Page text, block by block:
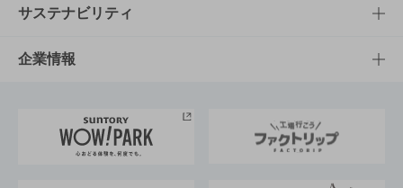
商品発売情報
栄養成分一覧
キャンペーン
工場見学
地域情報
文化・スポーツTOP
サントリーホール
サントリーサンバーズ大阪
サステナビリティ
サステナビリティTOP
サントリーが考えるサステナビリティ経営
企業情報
企業概要